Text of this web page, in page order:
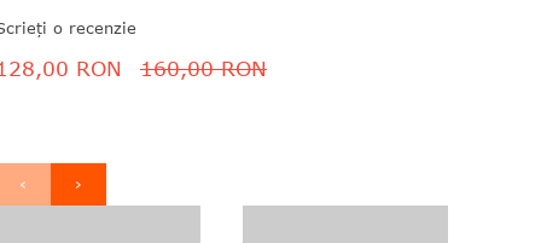
o recenzie
RON 160,00 RON
‹ ›